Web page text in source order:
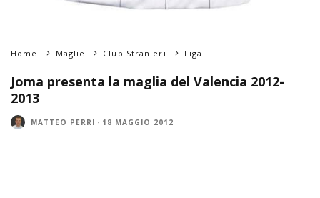
Home Maglie Club Stranieri Liga
Joma presenta la maglia del Valencia 2012-
2013
MATTEO PERRI · 18 MAGGIO 2012